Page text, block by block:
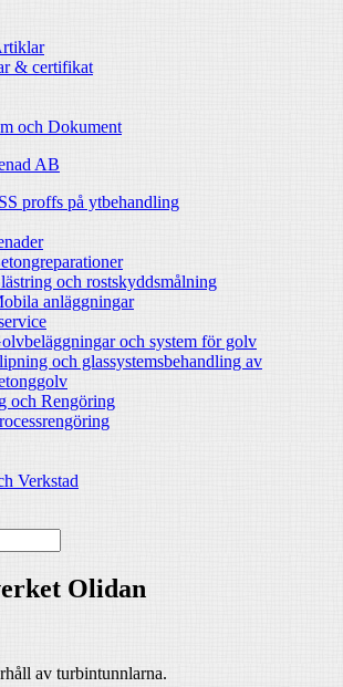
& certifikat
och Dokument
proffs på ytbehandling
och rostskyddsmålning
anläggningar
och system för golv
och glassystemsbehandling av
och Rengöring
Verkstad
Olidan
av turbintunnlarna.